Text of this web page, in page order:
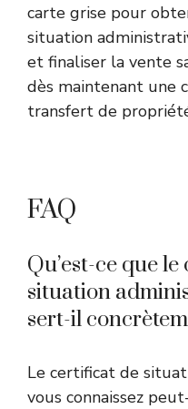
carte grise pour
situation
et finaliser la vente
dès maintenant une
transfert de
FAQ
Qu’est-ce que
situation
sert-il
Le certificat de
vous connaissez